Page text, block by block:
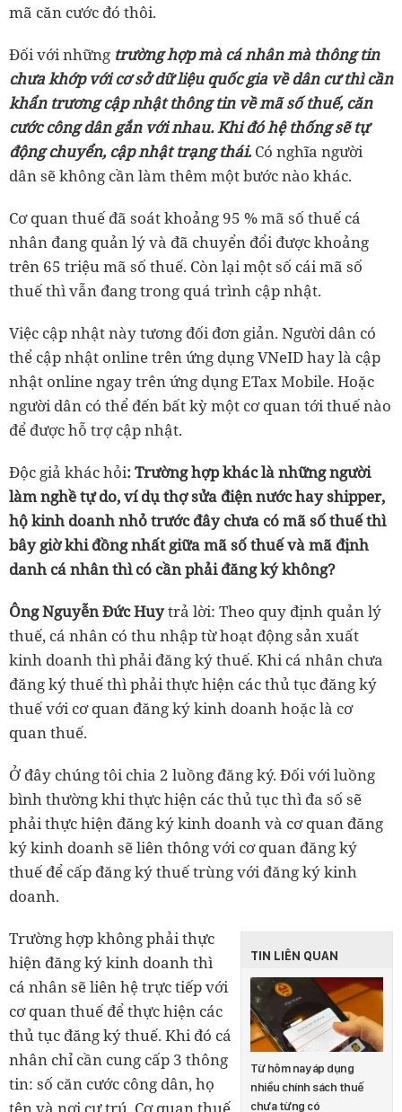
mã căn cước đó thôi.
Đối với những trường hợp mà cá nhân mà thông tin
chưa khớp với cơ sở dữ liệu quốc gia về dân cư thì cần
khẩn trương cập nhật thông tin về mã số thuế, căn
cước công dân gắn với nhau. Khi đó hệ thống sẽ tự
động chuyển, cập nhật trạng thái.Có nghĩa người
dân sẽ không cần làm thêm một bước nào khác.
Cơ quan thuế đã soát khoảng 95 % mã số thuế cá
nhân đang quản lý và đã chuyển đổi được khoảng
trên 65 triệu mã số thuế. Còn lại một số cái mã số
thuế thì vẫn đang trong quá trình cập nhật.
Việc cập nhật này tương đối đơn giản. Người dân có
thể cập nhật online trên ứng dụng VNeID hay là cập
nhật online ngay trên ứng dụng ETax Mobile. Hoặc
người dân có thể đến bất kỳ một cơ quan tới thuế nào
để được hỗ trợ cập nhật.
Độc giả khác hỏi: Trường hợp khác là những người
làm nghề tự do, ví dụ thợ sửa điện nước hay shipper,
hộ kinh doanh nhỏ trước đây chưa có mã số thuế thì
bây giờ khi đồng nhất giữa mã số thuế và mã định
danh cá nhân thì có cần phải đăng ký không?
Ông Nguyễn Đức Huytrả lời: Theo quy định quản lý
thuế, cá nhân có thu nhập từ hoạt động sản xuất
kinh doanh thì phải đăng ký thuế. Khi cá nhân chưa
đăng ký thuế thì phải thực hiện các thủ tục đăng ký
thuế với cơ quan đăng ký kinh doanh hoặc là cơ
quan thuế.
Ở đây chúng tôi chia 2 luồng đăng ký. Đối với luồng
bình thường khi thực hiện các thủ tục thì đa số sẽ
phải thực hiện đăng ký kinh doanh và cơ quan đăng
ký kinh doanh sẽ liên thông với cơ quan đăng ký
thuế để cấp đăng ký thuế trùng với đăng ký kinh
doanh.
TIN LIÊN QUAN
Từ hôm nay áp dụng
nhiều chính sách thuế
chưa từng có
Trường hợp không phải thực
hiện đăng ký kinh doanh thì
cá nhân sẽ liên hệ trực tiếp với
cơ quan thuế để thực hiện các
thủ tục đăng ký thuế. Khi đó cá
nhân chỉ cần cung cấp 3 thông
tin: số căn cước công dân, họ
tên và nơi cư trú. Cơ quan thuế